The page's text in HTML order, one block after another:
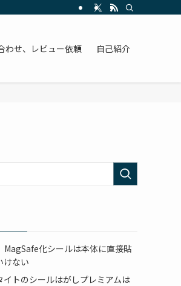
わせ、レビュー依頼 自己紹介
MagSafe化シールは本体に直接貼
けない
イトのシールはがしプレミアムは